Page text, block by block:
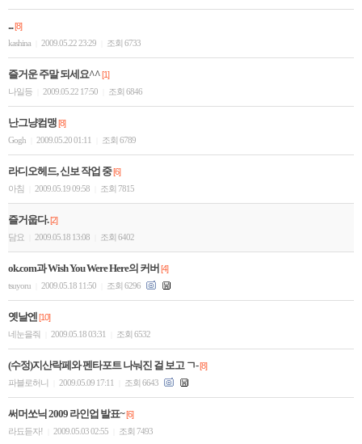
...[8]
kashina
2009.05.22 23:29 조회 6733
즐거운 주말 되세요^^[1]
나일등
2009.05.22 17:50 조회 6846
난그냥컴맹[8]
Gogh
2009.05.20 01:11 조회 6789
라디오헤드, 신보 작업 중[6]
아침
2009.05.19 09:58 조회 7815
즐거웁다.[2]
담요
2009.05.18 13:08 조회 6402
ok.com과 Wish You Were Here의 커버 [4]
tsuyoru
2009.05.18 11:50 조회 6296
옛날엔[10]
네눈을줘
2009.05.18 03:31 조회 6532
(수정)지산락페와 펜타포트 나눠진 걸 보고 ㄱ-[8]
파블로허니
2009.05.09 17:11 조회 6643
써머쏘닉 2009 라인업 발표~[6]
라됴듣자!
2009.05.03 02:55 조회 7493